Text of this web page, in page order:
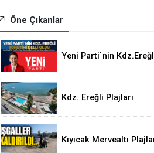
Öne Çıkanlar
Yeni Parti`nin
Kdz. Ereğli Plajları
Sahip
Kıyıcak Mervealtı